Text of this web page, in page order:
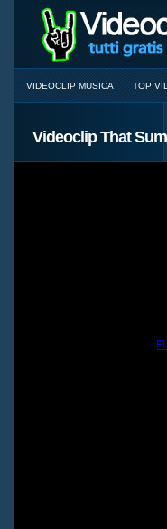
VIDEOCLIP MUSICA TOP
Videoclip That